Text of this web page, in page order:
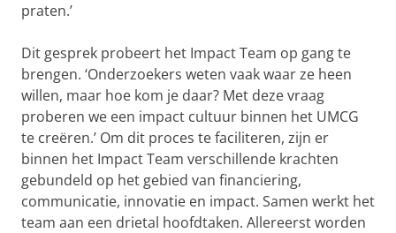
praten.’
Dit gesprek probeert het Impact Team op gang te
brengen. ‘Onderzoekers weten vaak waar ze heen
willen, maar hoe kom je daar? Met deze vraag
proberen we een impact cultuur binnen het UMCG
te creëren.’ Om dit proces te faciliteren, zijn er
binnen het Impact Team verschillende krachten
gebundeld op het gebied van financiering,
communicatie, innovatie en impact. Samen werkt het
team aan een drietal hoofdtaken. Allereerst worden